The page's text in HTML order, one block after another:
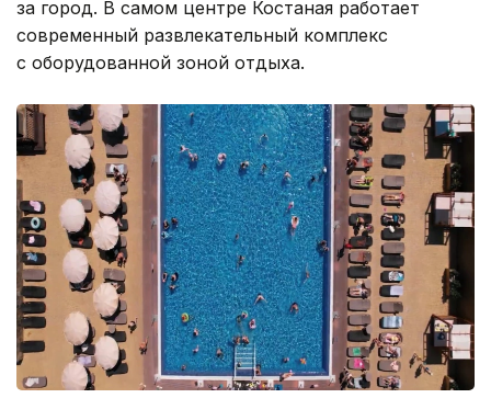
за город. В самом центре Костаная работает
современный развлекательный комплекс
с оборудованной зоной отдыха.